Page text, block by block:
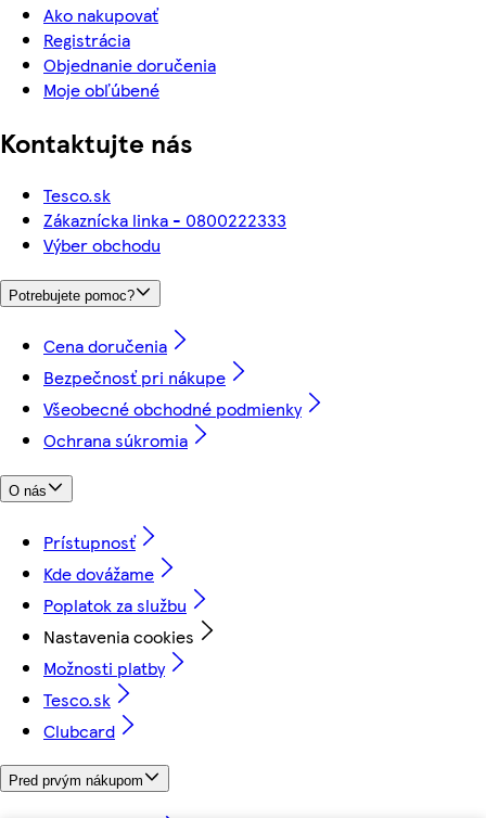
Ako nakupovať
Registrácia
Objednanie doručenia
Moje obľúbené
Kontaktujte nás
Tesco.sk
Zákaznícka linka - 0800222333
Výber obchodu
Potrebujete pomoc?
Cena doručenia
Bezpečnosť pri nákupe
Všeobecné obchodné podmienky
Ochrana súkromia
O nás
Prístupnosť
Kde dovážame
Poplatok za službu
Nastavenia cookies
Možnosti platby
Tesco.sk
Clubcard
Pred prvým nákupom